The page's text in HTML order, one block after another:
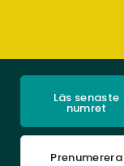
Läs senaste
numret
Prenumerera